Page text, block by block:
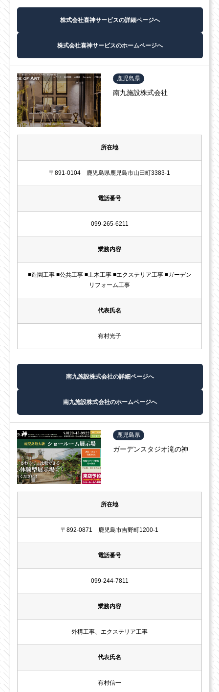
株式会社喜神サービスの詳細ページへ
株式会社喜神サービスのホームページへ
鹿児島県
南九施設株式会社
所在地
〒891-0104 鹿児島県鹿児島市山田町3383-1
電話番号
099-265-6211
業務内容
■造園工事 ■公共工事 ■土木工事 ■エクステリア工事 ■ガーデン
リフォーム工事
代表氏名
有村光子
南九施設株式会社の詳細ページへ
南九施設株式会社のホームページへ
鹿児島県
ガーデンスタジオ滝の神
所在地
〒892-0871 鹿児島市吉野町1200-1
電話番号
099-244-7811
業務内容
外構工事、エクステリア工事
代表氏名
有村信一